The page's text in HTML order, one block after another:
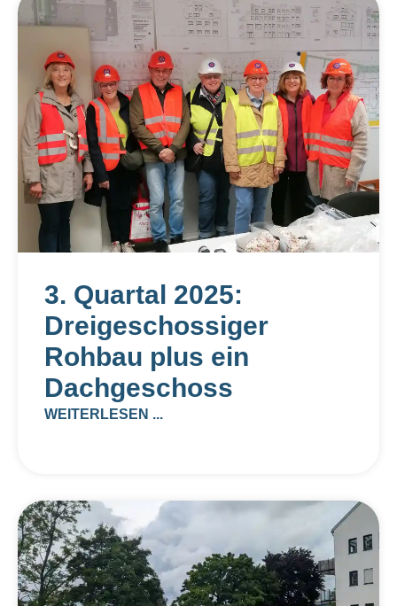
3. Quartal 2025:
Dreigeschossiger
Rohbau plus ein
Dachgeschoss
WEITERLESEN ...